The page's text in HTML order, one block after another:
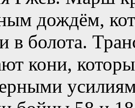
дождём,
в болота.
кони,